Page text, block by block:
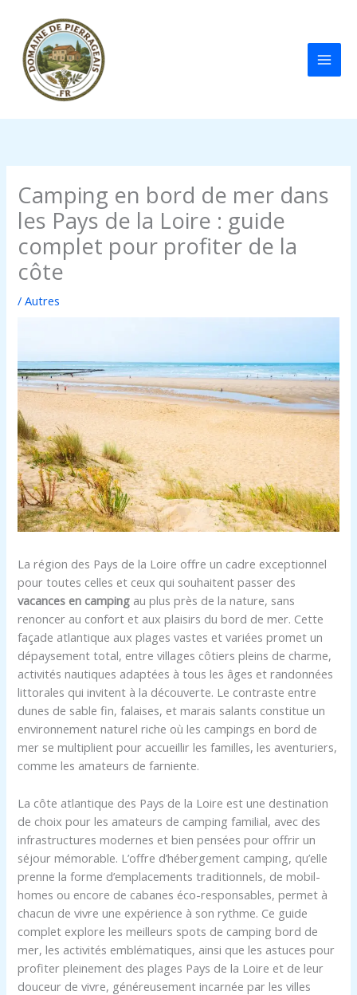
contenu
Camping en bord de mer dans
les Pays de la Loire : guide
complet pour profiter de la
côte
/Autres
La région des Pays de la Loire offre un cadre exceptionnel
pour toutes celles et ceux qui souhaitent passer des
vacances en camping au plus près de la nature, sans
renoncer au confort et aux plaisirs du bord de mer. Cette
façade atlantique aux plages vastes et variées promet un
dépaysement total, entre villages côtiers pleins de charme,
activités nautiques adaptées à tous les âges et randonnées
littorales qui invitent à la découverte. Le contraste entre
dunes de sable fin, falaises, et marais salants constitue un
environnement naturel riche où les campings en bord de
mer se multiplient pour accueillir les familles, les aventuriers,
comme les amateurs de farniente.
La côte atlantique des Pays de la Loire est une destination
de choix pour les amateurs de camping familial, avec des
infrastructures modernes et bien pensées pour offrir un
séjour mémorable. L’offre d’hébergement camping, qu’elle
prenne la forme d’emplacements traditionnels, de mobil-
homes ou encore de cabanes éco-responsables, permet à
chacun de vivre une expérience à son rythme. Ce guide
complet explore les meilleurs spots de camping bord de
mer, les activités emblématiques, ainsi que les astuces pour
profiter pleinement des plages Pays de la Loire et de leur
douceur de vivre, généreusement incarnée par les villes